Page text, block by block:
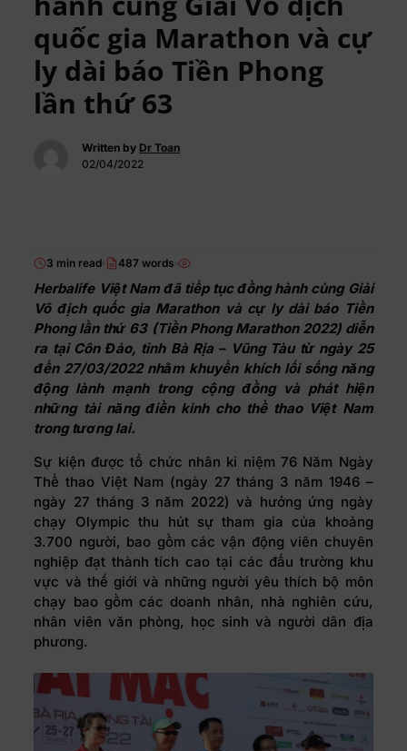
quốc gia Marathon và cự
ly dài báo Tiền Phong
lần thứ 63
Written by Dr Toan
02/04/2022
3 min read 487 words
Herbalife Việt Nam đã tiếp tục đồng hành cùng Giải
Vô địch quốc gia Marathon và cự ly dài báo Tiền
Phong lần thứ 63 (Tiền Phong Marathon 2022) diễn
ra tại Côn Đảo, tỉnh Bà Rịa – Vũng Tàu từ ngày 25
đến 27/03/2022 nhằm khuyến khích lối sống năng
động lành mạnh trong cộng đồng và phát hiện
những tài năng điền kinh cho thể thao Việt Nam
trong tương lai.
Sự kiện được tổ chức nhân kỉ niệm 76 Năm Ngày
Thể thao Việt Nam (ngày 27 tháng 3 năm 1946 –
ngày 27 tháng 3 năm 2022) và hưởng ứng ngày
chạy Olympic thu hút sự tham gia của khoảng
3.700 người, bao gồm các vận động viên chuyên
nghiệp đạt thành tích cao tại các đấu trường khu
vực và thế giới và những người yêu thích bộ môn
chạy bao gồm các doanh nhân, nhà nghiên cứu,
nhân viên văn phòng, học sinh và người dân địa
phương.